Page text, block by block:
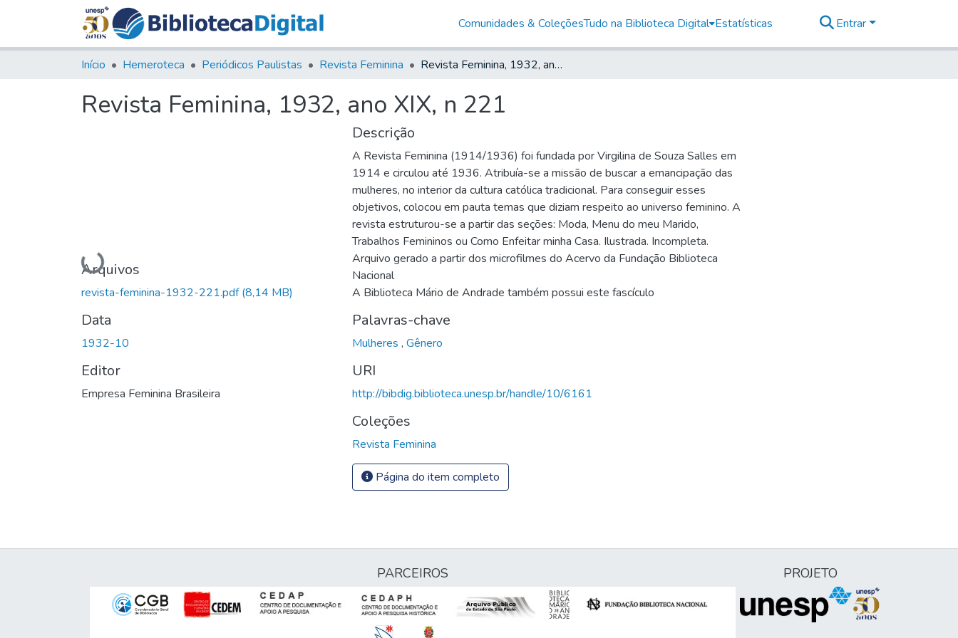
Comunidades & ColeçõesTudo na Biblioteca Digital Estatísticas Entrar
Início Hemeroteca Periódicos Paulistas Revista Feminina Revista Feminina, 1932, ano XIX, n 221
Revista Feminina, 1932, ano XIX, n 221
Carregando...
Arquivos
revista-feminina-1932-221.pdf(8,14 MB)
Data
1932-10
Editor
Empresa Feminina Brasileira
Descrição
A Revista Feminina (1914/1936) foi fundada por Virgilina de Souza Salles em
1914 e circulou até 1936. Atribuía-se a missão de buscar a emancipação das
mulheres, no interior da cultura católica tradicional. Para conseguir esses
objetivos, colocou em pauta temas que diziam respeito ao universo feminino. A
revista estruturou-se a partir das seções: Moda, Menu do meu Marido,
Trabalhos Femininos ou Como Enfeitar minha Casa. Ilustrada. Incompleta.
Arquivo gerado a partir dos microfilmes do Acervo da Fundação Biblioteca
Nacional
A Biblioteca Mário de Andrade também possui este fascículo
Palavras-chave
Mulheres , Gênero
URI
http://bibdig.biblioteca.unesp.br/handle/10/6161
Coleções
Revista Feminina
Página do item completo
PARCEIROS PROJETO